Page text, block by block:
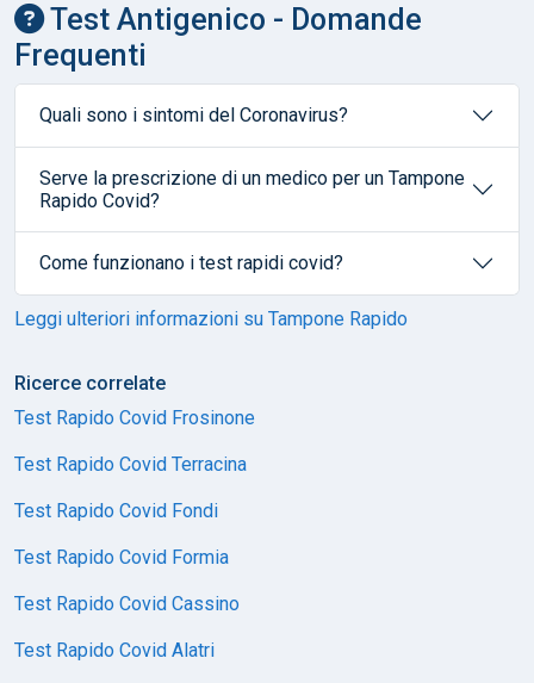
Test Antigenico - Domande
Frequenti
Quali sono i sintomi del Coronavirus?
Serve la prescrizione di un medico per un Tampone
Rapido Covid?
Come funzionano i test rapidi covid?
Leggi ulteriori informazioni su Tampone Rapido
Ricerce correlate
Test Rapido Covid Frosinone
Test Rapido Covid Terracina
Test Rapido Covid Fondi
Test Rapido Covid Formia
Test Rapido Covid Cassino
Test Rapido Covid Alatri